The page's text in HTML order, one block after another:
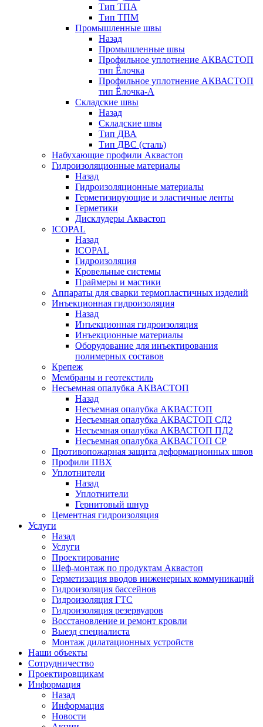
Тип ТПА
Тип ТПМ
Промышленные швы
Назад
Промышленные швы
Профильное уплотнение АКВАСТОП
тип Ёлочка
Профильное уплотнение АКВАСТОП
тип Ёлочка-А
Складские швы
Назад
Складские швы
Тип ДВА
Тип ДВС (сталь)
Набухающие профили Аквастоп
Гидроизоляционные материалы
Назад
Гидроизоляционные материалы
Герметизирующие и эластичные ленты
Герметики
Дисклудеры Аквастоп
ICOPAL
Назад
ICOPAL
Гидроизоляция
Кровельные системы
Праймеры и мастики
Аппараты для сварки термопластичных изделий
Инъекционная гидроизоляция
Назад
Инъекционная гидроизоляция
Инъекционные материалы
Оборудование для инъектирования
полимерных составов
Крепеж
Мембраны и геотекстиль
Несъемная опалубка АКВАСТОП
Назад
Несъемная опалубка АКВАСТОП
Несъемная опалубка АКВАСТОП СД2
Несъемная опалубка АКВАСТОП ПД2
Несъемная опалубка АКВАСТОП СР
Противопожарная защита деформационных швов
Профили ПВХ
Уплотнители
Назад
Уплотнители
Гернитовый шнур
Цементная гидроизоляция
Услуги
Назад
Услуги
Проектирование
Шеф-монтаж по продуктам Аквастоп
Герметизация вводов инженерных коммуникаций
Гидроизоляция бассейнов
Гидроизоляция ГТС
Гидроизоляция резервуаров
Восстановление и ремонт кровли
Выезд специалиста
Монтаж дилатационных устройств
Наши объекты
Сотрудничество
Проектировщикам
Информация
Назад
Информация
Новости